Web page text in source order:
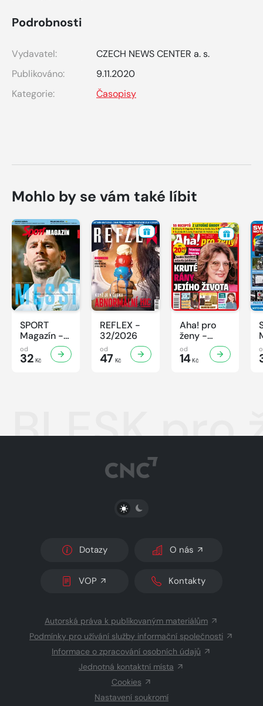
Podrobnosti
Vydavatel:
CZECH NEWS CENTER a. s.
Publikováno:
9.11.2020
Kategorie:
Časopisy
Mohlo by se vám také líbit
SPORT
Magazín -
32/2026
od
32 Kč
REFLEX -
32/2026
od
47 Kč
Aha! pro
ženy -
32/2026
od
14Kč
BLESK
PŘEPNOUT SVĚTLÝ/TMAVÝ REŽIM
Dotazy O nás
VOP Kontakty
Autorská práva k publikovaným materiálům
Podmínky pro užívání služby informační společnosti
Informace o zpracování osobních údajů
Jednotná kontaktní místa
Cookies
Nastavení soukromí